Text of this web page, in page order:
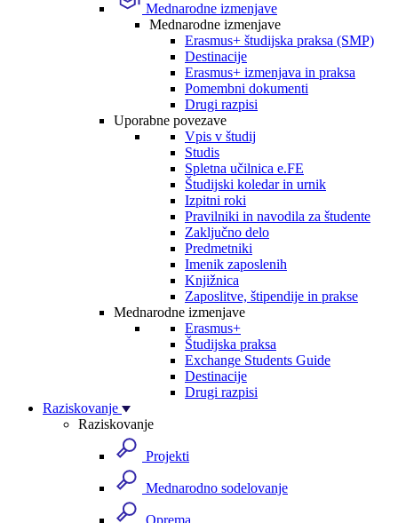
Mednarodne izmenjave
Mednarodne izmenjave
Erasmus+ študijska praksa (SMP)
Destinacije
Erasmus+ izmenjava in praksa
Pomembni dokumenti
Drugi razpisi
Uporabne povezave
Vpis v študij
Studis
Spletna učilnica e.FE
Študijski koledar in urnik
Izpitni roki
Pravilniki in navodila za študente
Zaključno delo
Predmetniki
Imenik zaposlenih
Knjižnica
Zaposlitve, štipendije in prakse
Mednarodne izmenjave
Erasmus+
Študijska praksa
Exchange Students Guide
Destinacije
Drugi razpisi
Raziskovanje
Raziskovanje
Projekti
Mednarodno sodelovanje
Oprema